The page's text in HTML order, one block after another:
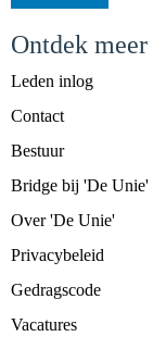
Ontdek meer
Leden inlog
Contact
Bestuur
Bridge bij 'De Unie'
Over 'De Unie'
Privacybeleid
Gedragscode
Vacatures